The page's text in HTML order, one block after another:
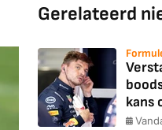
Gerelateerd
kans